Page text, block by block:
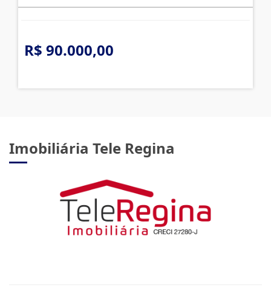
R$ 90.000,00
Imobiliária Tele Regina